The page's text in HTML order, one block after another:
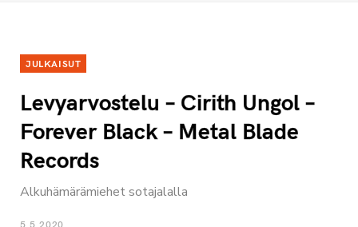
JULKAISUT
Levyarvostelu – Cirith Ungol –
Forever Black – Metal Blade
Records
Alkuhämärämiehet sotajalalla
5.5.2020